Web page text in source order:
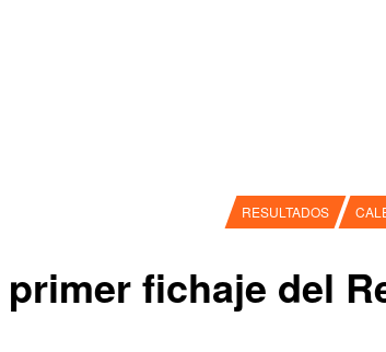
RESULTADOS
fichaje del